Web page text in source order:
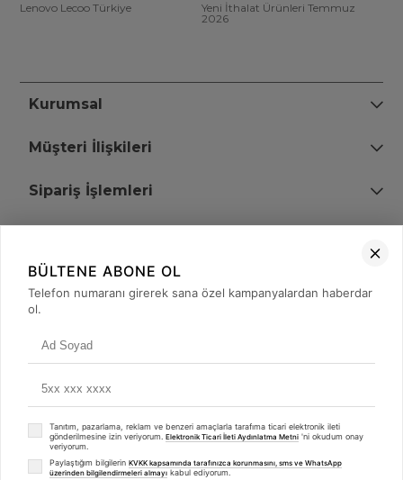
Lenovo Lecoo Türkiye
Yeni İthalat Ürünleri Temmuz
2026
Kurumsal
Müşteri İlişkileri
Sipariş İşlemleri
+90 (850) 473 08 08
BÜLTENE ABONE OL
Telefon numaranı girerek sana özel kampanyalardan haberdar
ol.
Tanıtım, pazarlama, reklam ve benzeri amaçlarla tarafıma ticari elektronik ileti
gönderilmesine izin veriyorum. Elektronik Ticari İleti Aydınlatma Metni 'ni okudum onay
veriyorum.
Paylaştığım bilgilerin KVKK kapsamında tarafınızca korunmasını, sms ve WhatsApp
üzerinden bilgilendirmeleri almayı kabul ediyorum.